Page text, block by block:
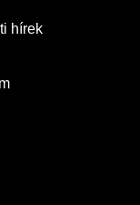
hírek